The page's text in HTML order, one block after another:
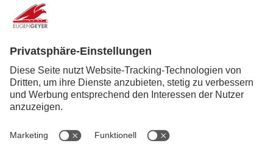
Kupfer
Weiterbearbeitung
Service
News
Karriere